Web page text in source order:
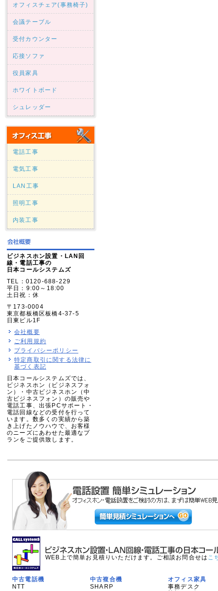
オフィスチェア(事務椅子)
会議テーブル
受付カウンター
応接ソファ
役員家具
ホワイトボード
シュレッダー
電話工事
電気工事
LAN工事
照明工事
内装工事
ビジネスホン設置・LAN回
線・電話工事の
日本コールシステムズ
TEL：0120-688-229
平日：9:00～18:00
土日祝：休
〒173-0004
東京都板橋区板橋4-37-5
日東ビル1F
会社概要
ご利用規約
プライバシーポリシー
特定商取引に関する法律に
基づく表記
日本コールシステムズでは、
ビジネスホン（ビジネスフォ
ン）・中古ビジネスホン（中
古ビジネスフォン）の販売や
電話工事、出張PCサポート・
電話回線などの受付を行って
います。数多くの実績から築
き上げたノウハウで、お客様
のニーズにあわせた最適なプ
ランをご提供致します。
WEB上で簡単お見積りいただけます。ご相談お問合せは こ
中古電話機
NTT
中古複合機
SHARP
オフィス家具
事務デスク